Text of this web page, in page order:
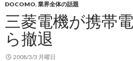
DOCOMO, 業界全体の話題
三菱電機が携帯
ら撤退
2008/3/3 月曜日